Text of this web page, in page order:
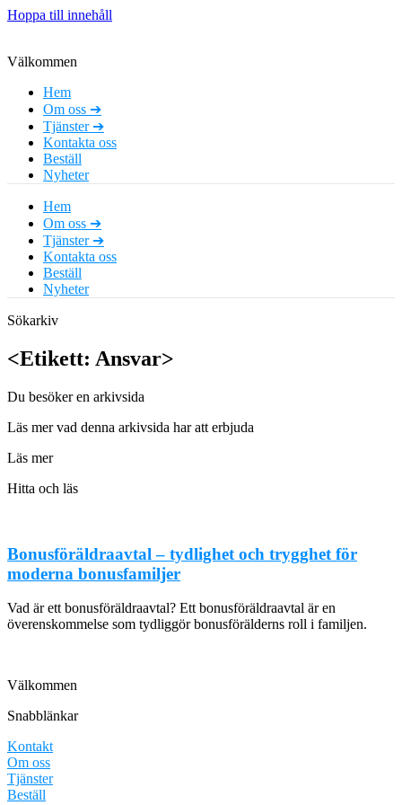
Hoppa till innehåll
Välkommen
Hem
Om oss ➔
Tjänster ➔
Kontakta oss
Beställ
Nyheter
Hem
Om oss ➔
Tjänster ➔
Kontakta oss
Beställ
Nyheter
Sökarkiv
<Etikett: Ansvar>
Du besöker en arkivsida
Läs mer vad denna arkivsida har att erbjuda
Läs mer
Hitta och läs
Bonusföräldraavtal – tydlighet och trygghet för
moderna bonusfamiljer
Vad är ett bonusföräldraavtal? Ett bonusföräldraavtal är en
överenskommelse som tydliggör bonusförälderns roll i familjen.
Välkommen
Snabblänkar
Kontakt
Om oss
Tjänster
Beställ